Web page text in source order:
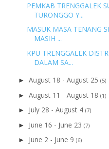
PEMKAB TRENGGALEK
TURONGGO Y...
MASUK MASA TENANG
MASIH ...
KPU TRENGGALEK
DALAM SA...
► August 18 - August 25 (5)
► August 11 - August 18 (1)
► July 28 - August 4 (7)
► June 16 - June 23 (7)
► June 2 - June 9 (6)